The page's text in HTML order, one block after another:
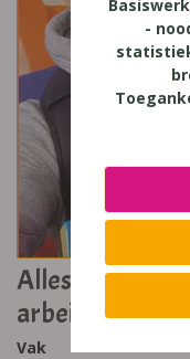
Alles Im Griff
arbeitsbuch
Vak
-